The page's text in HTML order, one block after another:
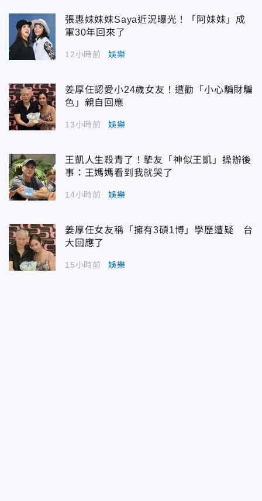
張惠妹妹妹Saya近況曝光！「阿妹妹」成
軍30年回來了
12小時前 娛樂
姜厚任認愛小24歲女友！遭勸「小心騙財騙
色」親自回應
13小時前 娛樂
王凱人生殺青了！摯友「神似王凱」操辦後
事：王媽媽看到我就哭了
14小時前 娛樂
姜厚任女友稱「擁有3碩1博」學歷遭疑 台
大回應了
15小時前 娛樂